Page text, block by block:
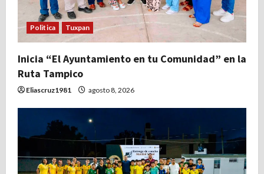
e
n
t
r
a
d
a
Politica Tuxpan
Inicia “El Ayuntamiento en tu Comunidad” en la
Ruta Tampico
Eliascruz1981 agosto 8, 2026